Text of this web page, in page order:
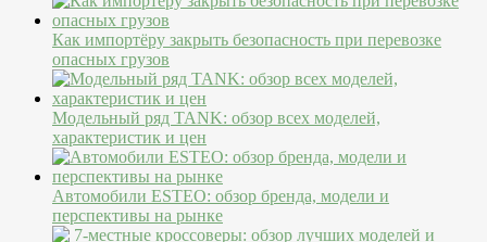
Как импортёру закрыть безопасность при перевозке
опасных грузов
Модельный ряд TANK: обзор всех моделей,
характеристик и цен
Автомобили ESTEO: обзор бренда, модели и
перспективы на рынке